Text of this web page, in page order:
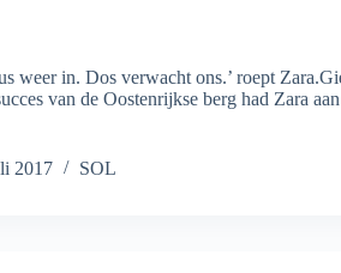
weer in. Dos verwacht ons.’ roept
van de Oostenrijkse berg had Zara
2017 SOL